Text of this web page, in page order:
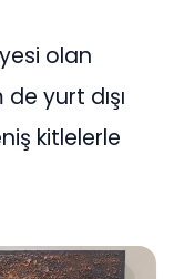
olan
yurt dışı
kitlelerle